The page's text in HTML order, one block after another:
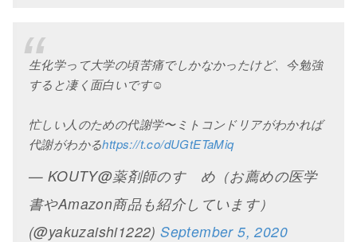
生化学って大学の頃苦痛でしかなかったけど、今勉強
すると凄く面白いです☺
忙しい人のための代謝学〜ミトコンドリアがわかれば
代謝がわかるhttps://t.co/dUGtETaMiq
— KOUTY@薬剤師のすゝめ（お薦めの医学
書やAmazon商品も紹介しています）
(@yakuzaishi1222)September 5, 2020